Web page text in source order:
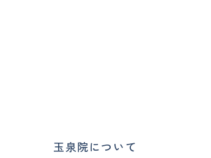
玉泉院について